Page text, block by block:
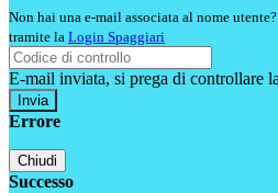
Non hai una e-mail associata al nome
tramite la Login Spaggiari
E-mail inviata, si prega di controllare
Errore
Chiudi
Successo